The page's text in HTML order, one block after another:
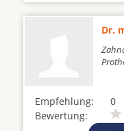
Dr.
Empfehlung:
0
Bewertung: